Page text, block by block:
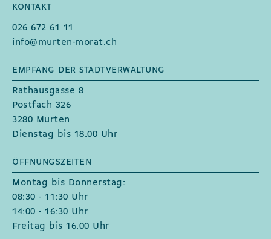
KONTAKT
026 672 61 11
info@murten-morat.ch
EMPFANG DER STADTVERWALTUNG
Rathausgasse 8
Postfach 326
3280 Murten
Dienstag bis 18.00 Uhr
ÖFFNUNGSZEITEN
Montag bis Donnerstag:
08:30 - 11:30 Uhr
14:00 - 16:30 Uhr
Freitag bis 16.00 Uhr